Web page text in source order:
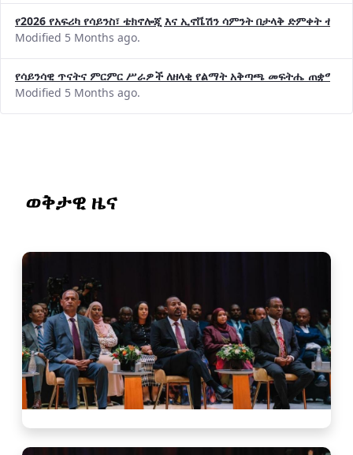
የ2026 የአፍሪካ የሳይንስ፣ ቴክኖሎጂ እና ኢኖቬሽን ሳምንት በታላቅ ድምቀት
Modified 5 Months ago.
የሳይንሳዊ ጥናትና ምርምር ሥራዎች ለዘላቂ የልማት አቅጣጫ መፍትሔ ጠቋሚ
Modified 5 Months ago.
ወቅታዊ ዜና